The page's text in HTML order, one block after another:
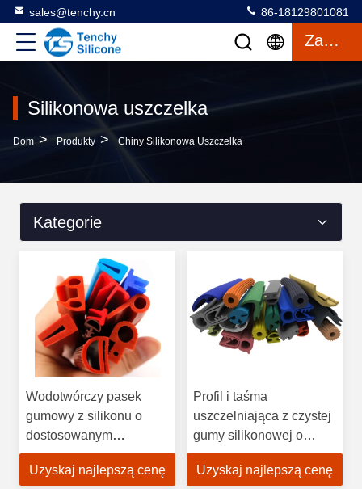
sales@tenchy.cn 86-18129801081
Zacytować
Silikonowa uszczelka
Dom > Produkty > Chiny Silikonowa Uszczelka
Kategorie
Wodotwórczy pasek
gumowy z silikonu o
dostosowanym
rozmiarze i odporności
na temperaturę (-50 do
Uzyskaj najlepszą cenę
Profil i taśma
uszczelniająca z czystej
gumy silikonowej o
dostosowanym
rozmiarze i zakresie
Uzyskaj najlepszą cenę